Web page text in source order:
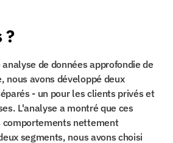
?
de données approfondie de
nous avons développé deux
- un pour les clients privés et
L'analyse a montré que ces
comportements nettement
segments, nous avons choisi